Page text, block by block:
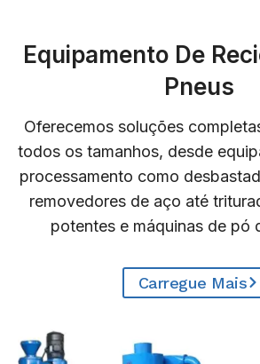
Equipamento De
Pneus
Oferecemos soluções
todos os tamanhos, desde
processamento como
removedores de aço até
potentes e máquinas de pó
Carregue Mais